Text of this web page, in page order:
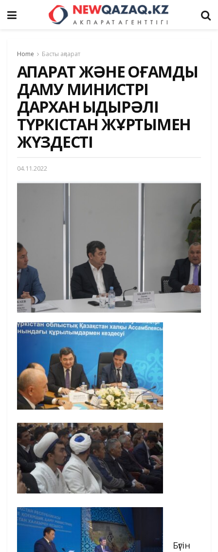
Home Басты ақпарат
АҚПАРАТ ЖӘНЕ ҚОҒАМДЫҚ
ДАМУ МИНИСТРІ
ДАРХАН ҚЫДЫРӘЛІ
ТҮРКІСТАН ЖҰРТЫМЕН
ЖҮЗДЕСТІ
04.11.2022
Бүгін